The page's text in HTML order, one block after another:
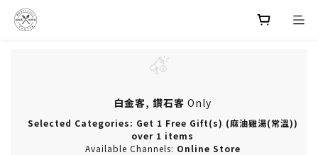
白金客, 鑽石客 Only
Selected Categories: Get 1 Free Gift(s) (麻油雞湯(常溫))
over 1 items
Available Channels: Online Store